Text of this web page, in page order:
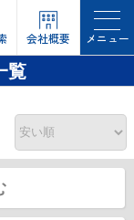
会社概要 メニュー
覧